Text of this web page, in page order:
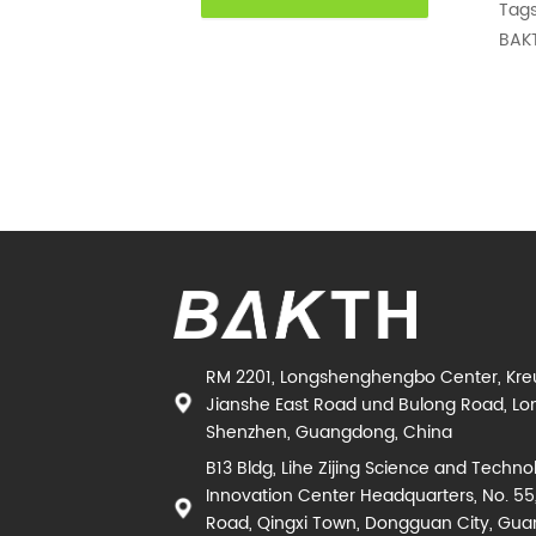
DC
RM 2201, Longshenghengbo Center,
Jianshe East Road und Bulong Road,
Shenzhen, Guangdong, China
B13 Bldg, Lihe Zijing Science and
Innovation Center Headquarters, No.
Road, Qingxi Town, Dongguan City,